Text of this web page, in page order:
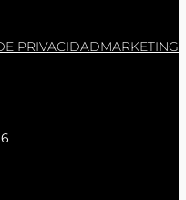
PRIVACIDADMARKETING